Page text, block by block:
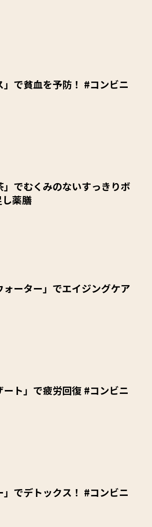
」で貧血を予防！ #コンビニ
」でむくみのないすっきりボ
薬膳
ォーター」でエイジングケア
ート」で疲労回復 #コンビニ
」でデトックス！ #コンビニ